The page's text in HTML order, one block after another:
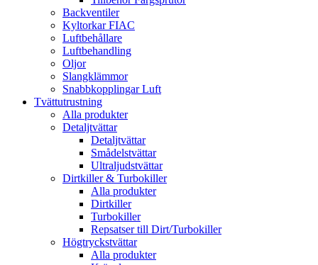
Backventiler
Kyltorkar FIAC
Luftbehållare
Luftbehandling
Oljor
Slangklämmor
Snabbkopplingar Luft
Tvättutrustning
Alla produkter
Detaljtvättar
Detaljtvättar
Smådelstvättar
Ultraljudstvättar
Dirtkiller & Turbokiller
Alla produkter
Dirtkiller
Turbokiller
Repsatser till Dirt/Turbokiller
Högtryckstvättar
Alla produkter